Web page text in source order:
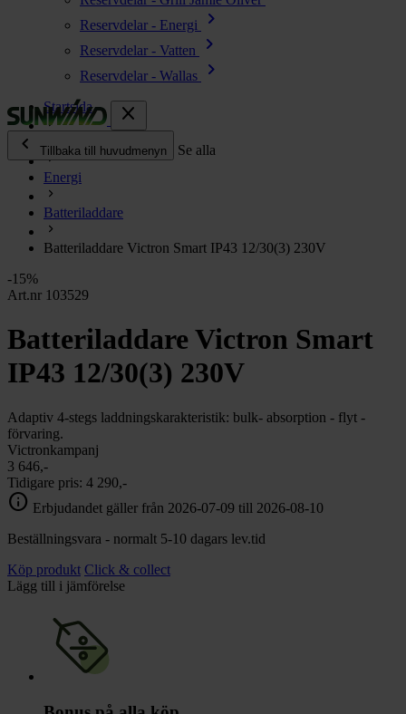
Reservdelar - Energi chevron_right
Reservdelar - Vatten chevron_right
Reservdelar - Wallas
chevron_right
close
chevron_left
Tillbaka till huvudmenyn Se alla
Energi
Kök & Gasol chevron_right
Värme chevron_right
Grill & Fritid chevron_right
Lacanche
chevron_right
Startsida
Energi
Batteriladdare
Batteriladdare Victron Smart IP43 12/30(3) 230V
-15%
Art.nr 103529
Batteriladdare Victron Smart
IP43 12/30(3) 230V
Adaptiv 4-stegs laddningskarakteristik: bulk- absorption - flyt -
förvaring.
Victronkampanj
3 646,-
Tidigare pris: 4 290,-
info Erbjudandet gäller från 2026-07-09 till 2026-08-10
Beställningsvara - normalt 5-10 dagars lev.tid
Köp produkt Click & collect
Lägg till i jämförelse